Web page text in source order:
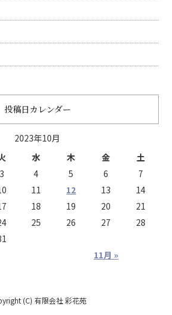
投稿日カレンダー
2023年10月
水 木 金 土
11月 »
3 4 5 6
7
11 12 13
14
18 19 20
21
25 26 27
28
(C) 有限会社 彩花苑